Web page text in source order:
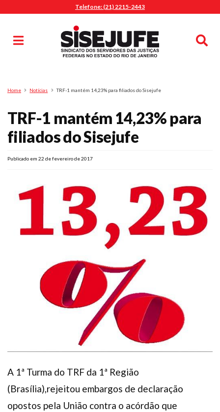
Telefone: (21) 2215-2443
Pesquisa
Home Notícias TRF-1 mantém 14,23% para filiados do Sisejufe
TRF-1 mantém 14,23% para
filiados do Sisejufe
Publicado em 22 de fevereiro de 2017
A 1ª Turma do TRF da 1ª Região
(Brasília),rejeitou embargos de declaração
opostos pela União contra o acórdão que
MENU
Sindicalize-se
Diretoria
O Sindicato
Agenda
Casa do Alto
Nossos Convênios
Gympass Wellhub
Seguro Auto
Plano de Saúde
Facebook InstagramTwitter YoutubeTikTok